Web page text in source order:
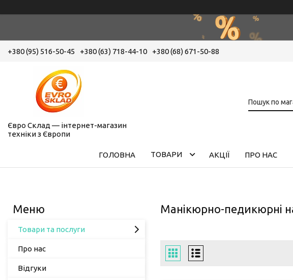
+380 (95) 516-50-45 +380 (63) 718-44-10 +380 (68) 671-50-88
Євро Склад — інтернет-магазин
техніки з Європи
ГОЛОВНА ТОВАРИ АКЦІЇ ПРО НАС
Манікюрно-педикюрні
Товари та послуги
Про нас
Відгуки